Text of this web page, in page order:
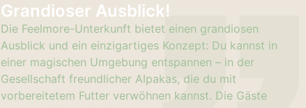
Grandioser Ausblick!
Die Feelmore-Unterkunft bietet einen grandiosen
Ausblick und ein einzigartiges Konzept: Du kannst in
einer magischen Umgebung entspannen – in der
Gesellschaft freundlicher Alpakas, die du mit
vorbereitetem Futter verwöhnen kannst. Die Gäste